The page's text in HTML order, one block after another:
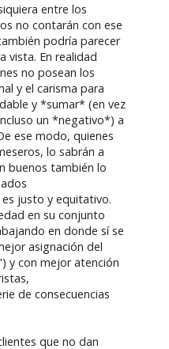
entre los
no contarán con ese
podría parecer
vista. En realidad
no posean los
y el carisma para
y *sumar* (en vez
un *negativo*) a
ese modo, quienes
lo sabrán a
buenos también lo
justo y equitativo.
en su conjunto
en donde sí se
asignación del
y con mejor atención
de consecuencias
que no dan